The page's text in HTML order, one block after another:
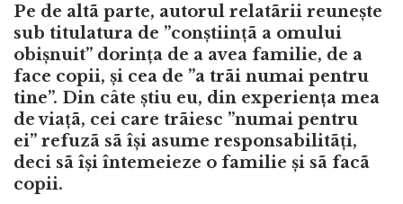
Pe de altã parte, autorul relatãrii reunește
sub titulatura de ”conștiințã a omului
obișnuit” dorința de a avea familie, de a
face copii, și cea de ”a trãi numai pentru
tine”. Din câte știu eu, din experiența mea
de viațã, cei care trãiesc ”numai pentru
ei” refuzã sã își asume responsabilitãți,
deci sã își întemeieze o familie și sã facã
copii.